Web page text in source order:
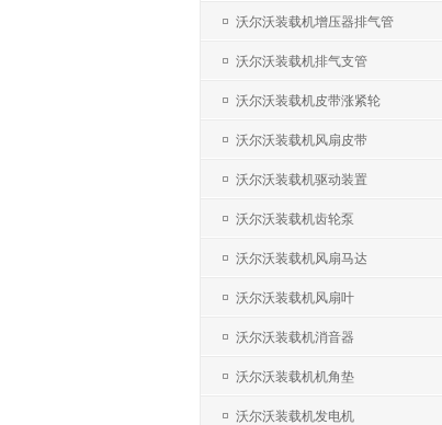
沃尔沃装载机增压器排气管
沃尔沃装载机排气支管
沃尔沃装载机皮带涨紧轮
沃尔沃装载机风扇皮带
沃尔沃装载机驱动装置
沃尔沃装载机齿轮泵
沃尔沃装载机风扇马达
沃尔沃装载机风扇叶
沃尔沃装载机消音器
沃尔沃装载机机角垫
沃尔沃装载机发电机